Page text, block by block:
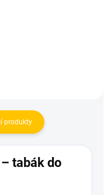
produkty
tabák do